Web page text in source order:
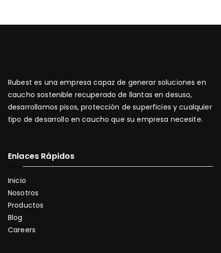
Rubest es una empresa capaz de generar soluciones en
caucho sostenible recuperado de llantas en desuso,
desarrollamos pisos, protección de superficies y cualquier
tipo de desarrollo en caucho que su empresa necesite.
Enlaces Rápidos
Inicio
Nosotros
Productos
Blog
Careers